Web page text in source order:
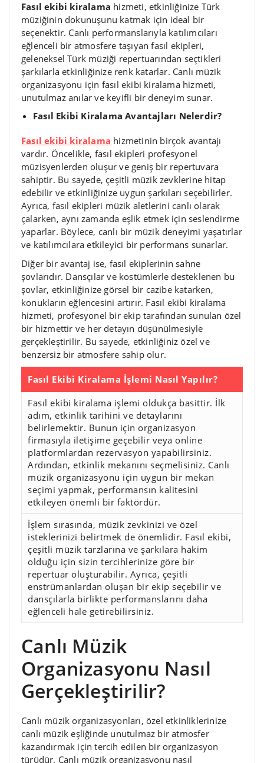
Fasıl ekibi kiralama hizmeti, etkinliğinize Türk
müziğinin dokunuşunu katmak için ideal bir
seçenektir. Canlı performanslarıyla katılımcıları
eğlenceli bir atmosfere taşıyan fasıl ekipleri,
geleneksel Türk müziği repertuarından seçtikleri
şarkılarla etkinliğinize renk katarlar. Canlı müzik
organizasyonu için fasıl ekibi kiralama hizmeti,
unutulmaz anılar ve keyifli bir deneyim sunar.
Fasıl Ekibi Kiralama Avantajları Nelerdir?
Fasıl ekibi kiralama hizmetinin birçok avantajı
vardır. Öncelikle, fasıl ekipleri profesyonel
müzisyenlerden oluşur ve geniş bir repertuvara
sahiptir. Bu sayede, çeşitli müzik zevklerine hitap
edebilir ve etkinliğinize uygun şarkıları seçebilirler.
Ayrıca, fasıl ekipleri müzik aletlerini canlı olarak
çalarken, aynı zamanda eşlik etmek için seslendirme
yaparlar. Böylece, canlı bir müzik deneyimi yaşatırlar
ve katılımcılara etkileyici bir performans sunarlar.
Diğer bir avantaj ise, fasıl ekiplerinin sahne
şovlarıdır. Dansçılar ve kostümlerle desteklenen bu
şovlar, etkinliğinize görsel bir cazibe katarken,
konukların eğlencesini artırır. Fasıl ekibi kiralama
hizmeti, profesyonel bir ekip tarafından sunulan özel
bir hizmettir ve her detayın düşünülmesiyle
gerçekleştirilir. Bu sayede, etkinliğiniz özel ve
benzersiz bir atmosfere sahip olur.
Fasıl Ekibi Kiralama İşlemi Nasıl Yapılır?
Fasıl ekibi kiralama işlemi oldukça basittir. İlk
adım, etkinlik tarihini ve detaylarını
belirlemektir. Bunun için organizasyon
firmasıyla iletişime geçebilir veya online
platformlardan rezervasyon yapabilirsiniz.
Ardından, etkinlik mekanını seçmelisiniz. Canlı
müzik organizasyonu için uygun bir mekan
seçimi yapmak, performansın kalitesini
etkileyen önemli bir faktördür.
İşlem sırasında, müzik zevkinizi ve özel
isteklerinizi belirtmek de önemlidir. Fasıl ekibi,
çeşitli müzik tarzlarına ve şarkılara hakim
olduğu için sizin tercihlerinize göre bir
repertuar oluşturabilir. Ayrıca, çeşitli
enstrümanlardan oluşan bir ekip seçebilir ve
dansçılarla birlikte performanslarını daha
eğlenceli hale getirebilirsiniz.
Canlı Müzik
Organizasyonu Nasıl
Gerçekleştirilir?
Canlı müzik organizasyonları, özel etkinliklerinize
canlı müzik eşliğinde unutulmaz bir atmosfer
kazandırmak için tercih edilen bir organizasyon
türüdür. Canlı müzik organizasyonu nasıl